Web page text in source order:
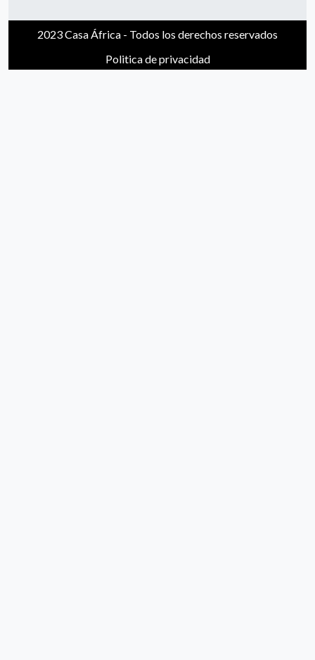
2023 Casa África - Todos los derechos reservados
Politica de privacidad